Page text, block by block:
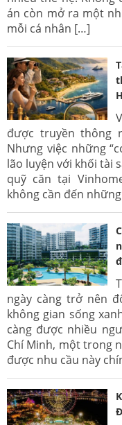
án còn mở ra một
mỗi cá nhân […]
được truyền thông
Nhưng việc những
lão luyện với khối tài
quỹ căn tại
không cần đến
ngày càng trở nên
không gian sống
càng được nhiều
Chí Minh, một trong
được nhu cầu này